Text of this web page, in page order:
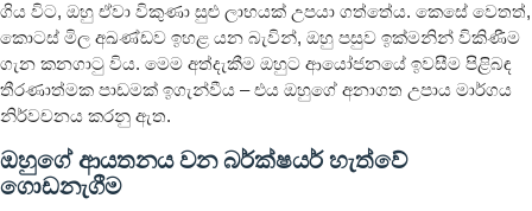
ගිය විට, ඔහු ඒවා විකුණා සුළු ලාභයක් උපයා ගත්තේය. කෙසේ වෙතත්,
කොටස් මිල අඛණ්ඩව ඉහළ යන බැවින්, ඔහු පසුව ඉක්මනින් විකිණීම
ගැන කනගාටු විය. මෙම අත්දැකීම ඔහුට ආයෝජනයේ ඉවසීම පිළිබඳ
තීරණාත්මක පාඩමක් ඉගැන්වීය – එය ඔහුගේ අනාගත උපාය මාර්ගය
නිර්වචනය කරනු ඇත.
ඔහුගේ ආයතනය වන බර්ක්ෂයර් හැත්වේ
ගොඩනැගීම